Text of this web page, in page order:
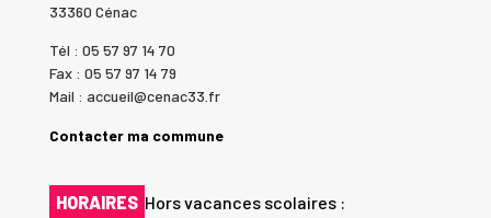
33360 Cénac
Tél : 05 57 97 14 70
Fax : 05 57 97 14 79
Mail : accueil@cenac33.fr
Contacter ma commune
HORAIRES Hors vacances scolaires :